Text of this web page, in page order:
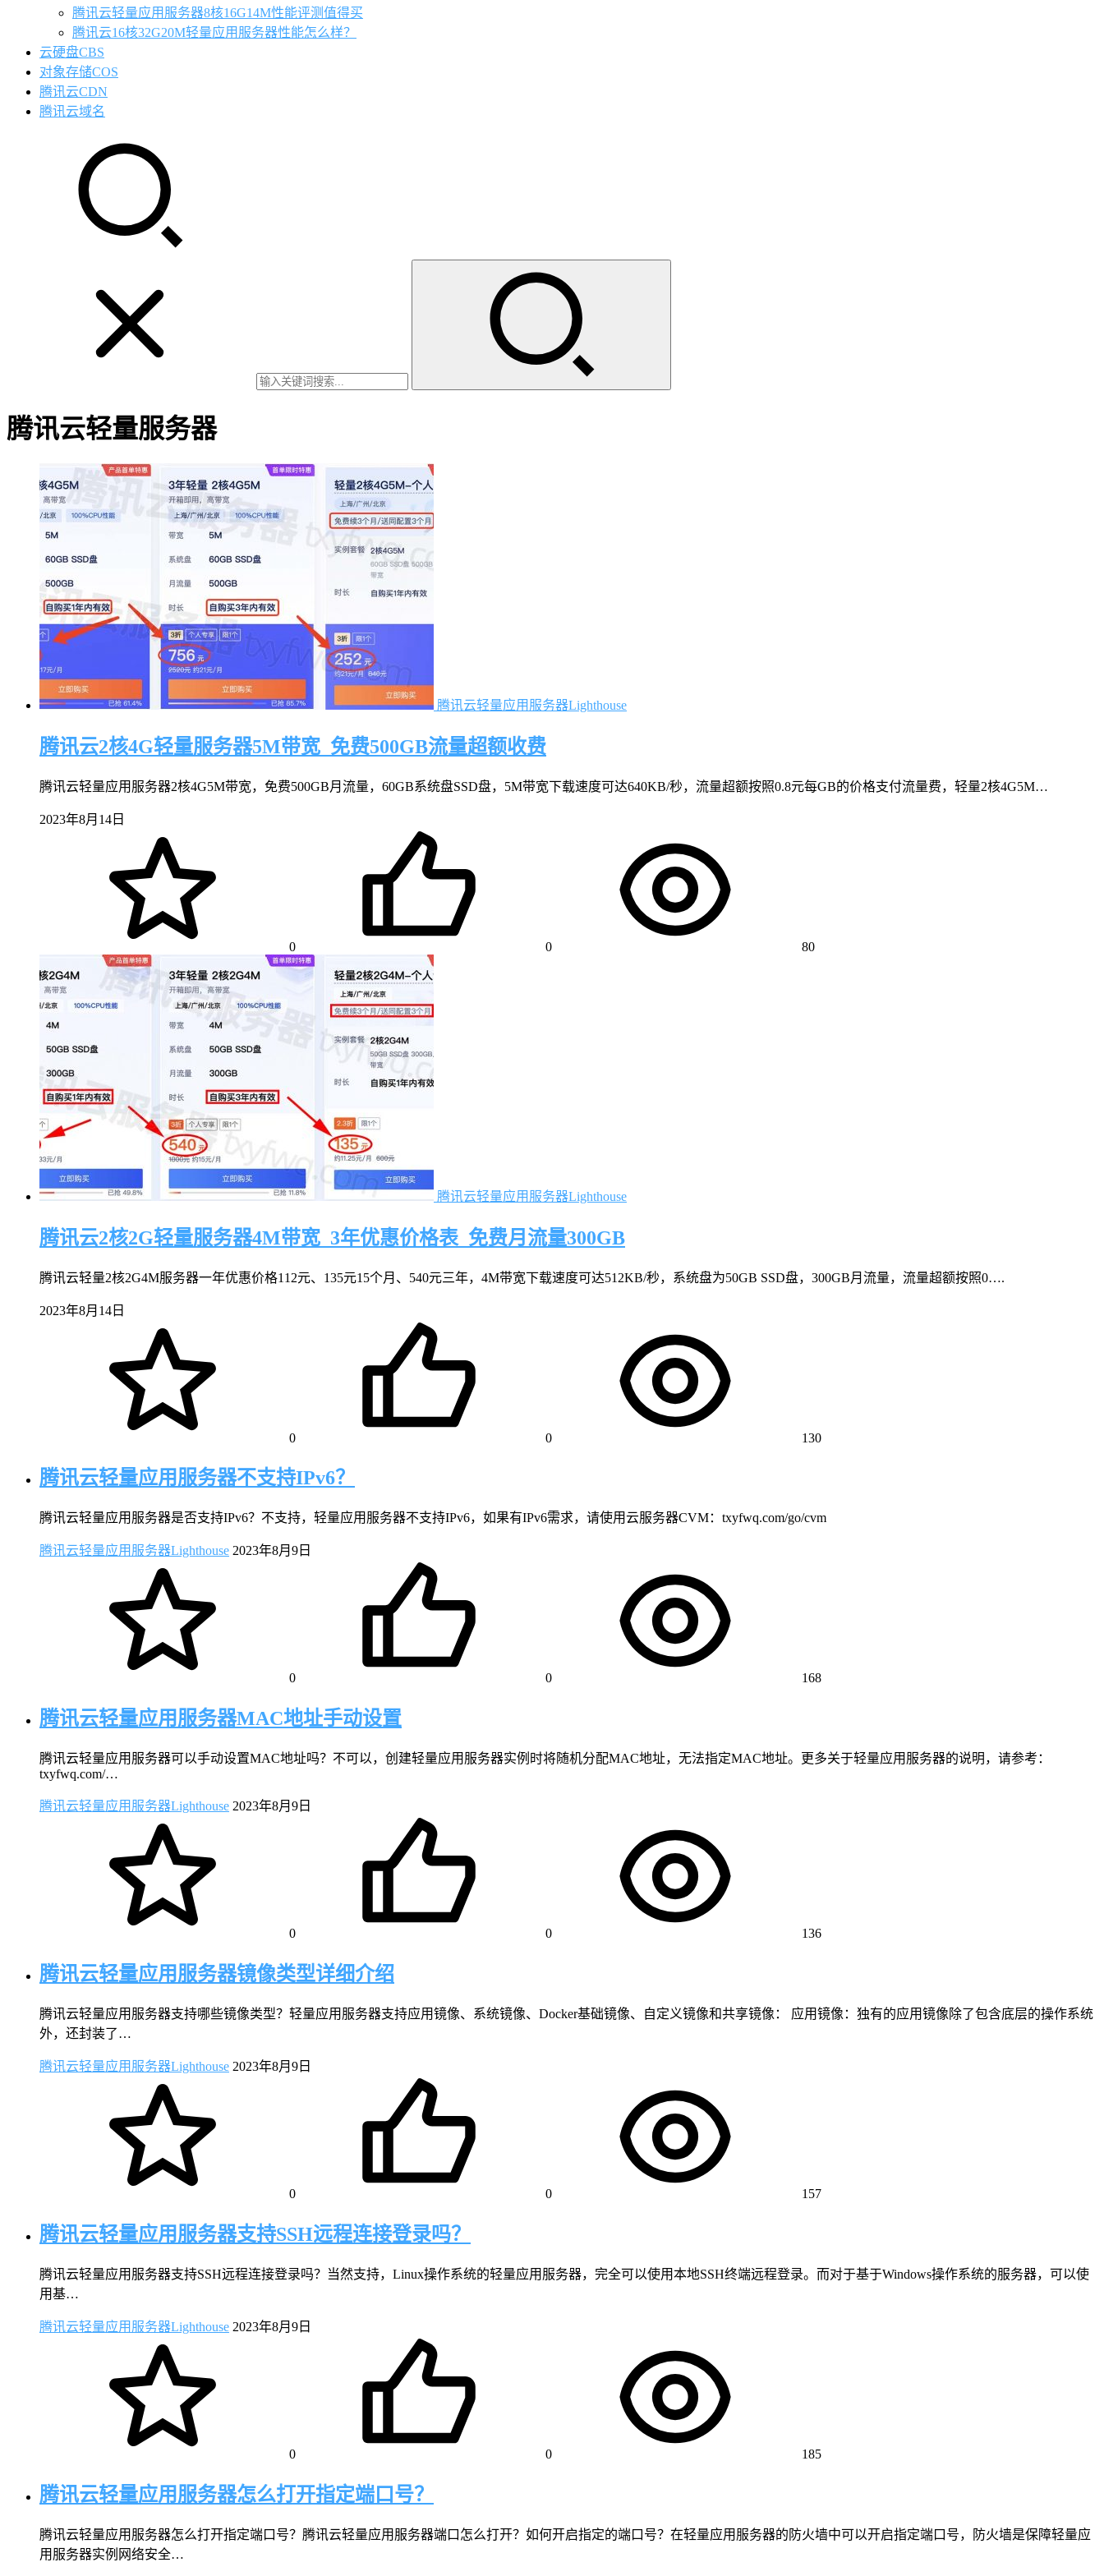
腾讯云轻量应用服务器8核16G14M性能评测值得买
腾讯云16核32G20M轻量应用服务器性能怎么样？
云硬盘CBS
对象存储COS
腾讯云CDN
腾讯云域名
腾讯云轻量服务器
腾讯云轻量应用服务器Lighthouse
腾讯云2核4G轻量服务器5M带宽_免费500GB流量超额收费
腾讯云轻量应用服务器2核4G5M带宽，免费500GB月流量，60GB系统盘SSD盘，5M带宽下载速度可达640KB/秒，流量超额按照0.8元每GB的价格支付流量费，轻量2核4G5M…
2023年8月14日
0 0 80
腾讯云轻量应用服务器Lighthouse
腾讯云2核2G轻量服务器4M带宽_3年优惠价格表_免费月流量300GB
腾讯云轻量2核2G4M服务器一年优惠价格112元、135元15个月、540元三年，4M带宽下载速度可达512KB/秒，系统盘为50GB SSD盘，300GB月流量，流量超额按照0….
2023年8月14日
0 0 130
腾讯云轻量应用服务器不支持IPv6？
腾讯云轻量应用服务器是否支持IPv6？不支持，轻量应用服务器不支持IPv6，如果有IPv6需求，请使用云服务器CVM：txyfwq.com/go/cvm
腾讯云轻量应用服务器Lighthouse 2023年8月9日
0 0 168
腾讯云轻量应用服务器MAC地址手动设置
腾讯云轻量应用服务器可以手动设置MAC地址吗？不可以，创建轻量应用服务器实例时将随机分配MAC地址，无法指定MAC地址。更多关于轻量应用服务器的说明，请参考：
txyfwq.com/…
腾讯云轻量应用服务器Lighthouse 2023年8月9日
0 0 136
腾讯云轻量应用服务器镜像类型详细介绍
腾讯云轻量应用服务器支持哪些镜像类型？轻量应用服务器支持应用镜像、系统镜像、Docker基础镜像、自定义镜像和共享镜像： 应用镜像：独有的应用镜像除了包含底层的操作系统
外，还封装了…
腾讯云轻量应用服务器Lighthouse 2023年8月9日
0 0 157
腾讯云轻量应用服务器支持SSH远程连接登录吗？
腾讯云轻量应用服务器支持SSH远程连接登录吗？当然支持，Linux操作系统的轻量应用服务器，完全可以使用本地SSH终端远程登录。而对于基于Windows操作系统的服务器，可以使
用基…
腾讯云轻量应用服务器Lighthouse 2023年8月9日
0 0 185
腾讯云轻量应用服务器怎么打开指定端口号？
腾讯云轻量应用服务器怎么打开指定端口号？腾讯云轻量应用服务器端口怎么打开？如何开启指定的端口号？在轻量应用服务器的防火墙中可以开启指定端口号，防火墙是保障轻量应
用服务器实例网络安全…